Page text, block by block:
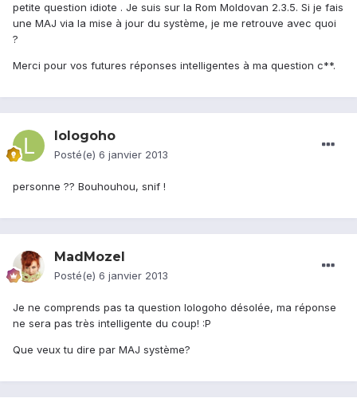
petite question idiote . Je suis sur la Rom Moldovan 2.3.5. Si je fais
une MAJ via la mise à jour du système, je me retrouve avec quoi
?
Merci pour vos futures réponses intelligentes à ma question c**.
lologoho
Posté(e) 6 janvier 2013
personne ?? Bouhouhou, snif !
MadMozel
Posté(e) 6 janvier 2013
Je ne comprends pas ta question lologoho désolée, ma réponse
ne sera pas très intelligente du coup! :P
Que veux tu dire par MAJ système?